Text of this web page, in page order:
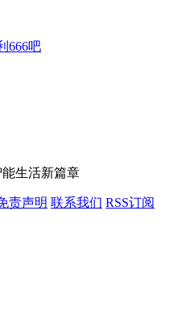
666吧
生活新篇章
责声明 联系我们 RSS订阅